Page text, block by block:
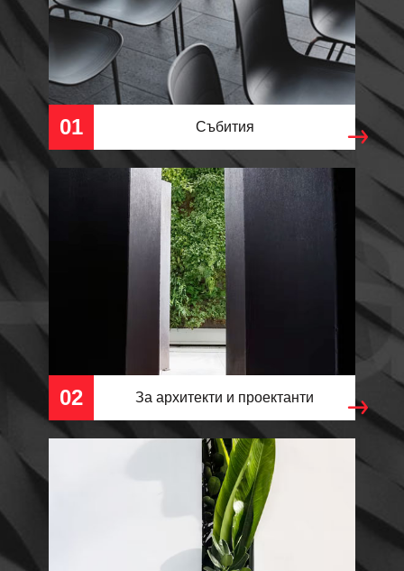
01 Събития
02 За архитекти и проектанти